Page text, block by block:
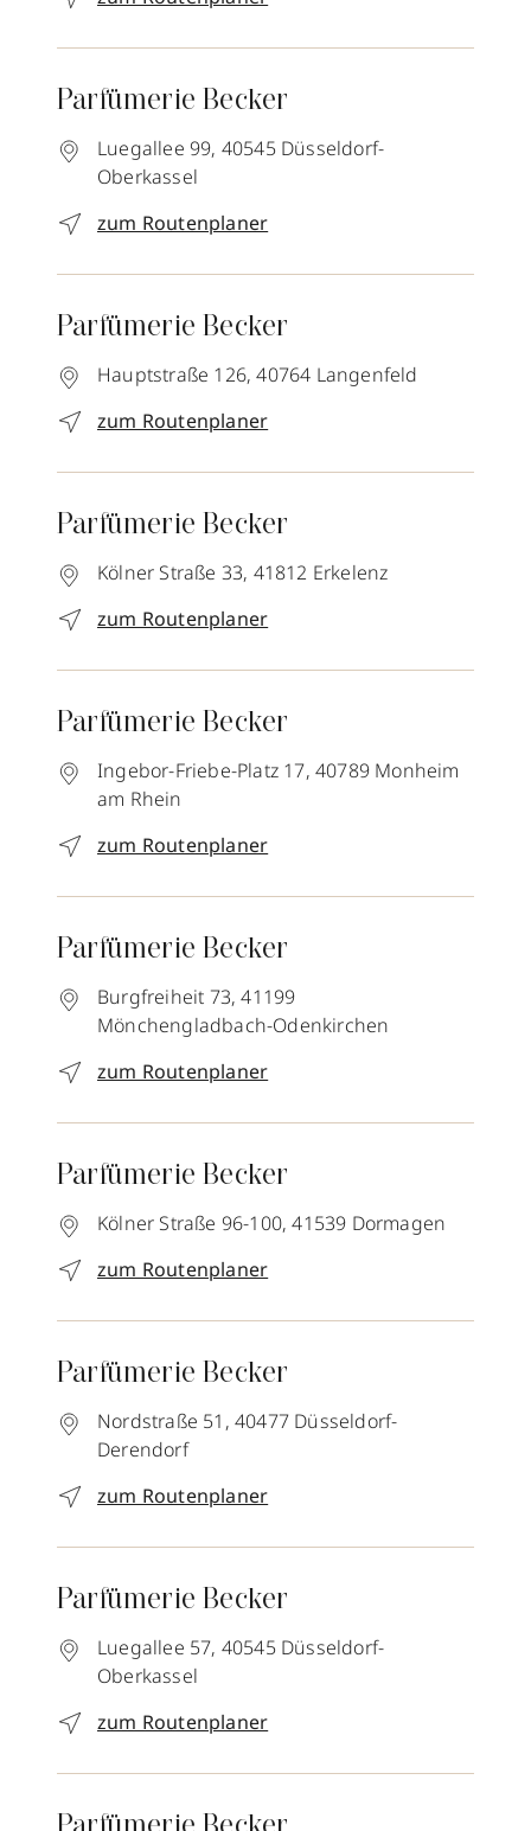
Parfümerie Becker
Luegallee 99, 40545 Düsseldorf-
Oberkassel
zum Routenplaner
Parfümerie Becker
Hauptstraße 126, 40764 Langenfeld
zum Routenplaner
Parfümerie Becker
Kölner Straße 33, 41812 Erkelenz
zum Routenplaner
Parfümerie Becker
Ingebor-Friebe-Platz 17, 40789 Monheim
am Rhein
zum Routenplaner
Parfümerie Becker
Burgfreiheit 73, 41199
Mönchengladbach-Odenkirchen
zum Routenplaner
Parfümerie Becker
Kölner Straße 96-100, 41539 Dormagen
zum Routenplaner
Parfümerie Becker
Nordstraße 51, 40477 Düsseldorf-
Derendorf
zum Routenplaner
Parfümerie Becker
Luegallee 57, 40545 Düsseldorf-
Oberkassel
zum Routenplaner